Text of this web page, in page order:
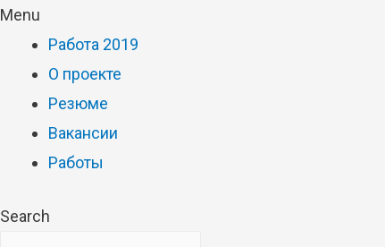
Menu
Работа 2019
О проекте
Резюме
Вакансии
Работы
Search